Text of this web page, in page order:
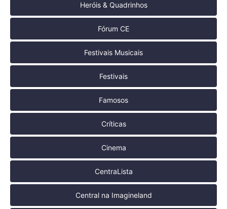
Heróis & Quadrinhos
Fórum CE
Festivais Musicais
Festivais
Famosos
Críticas
Cinema
CentraLista
Central na Imagineland